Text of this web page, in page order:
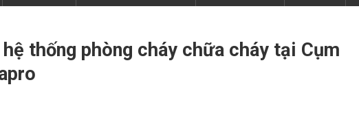
thống phòng cháy chữa cháy tại Cụm